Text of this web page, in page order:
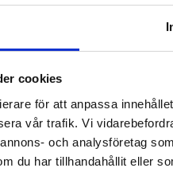
cookies
för att anpassa
vår trafik. Vi
och analysföretag
du har tillhandahållit eller